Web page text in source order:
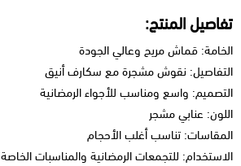
تفاصيل المنتج:
الخامة: قماش مريح وعالي الجودة
التفاصيل: نقوش مشجرة مع سكارف أنيق
التصميم: واسع ومناسب للأجواء الرمضانية
اللون: عنابي مشجر
المقاسات: تناسب أغلب الأحجام
الاستخدام: للتجمعات الرمضانية والمناسبات الخاصة